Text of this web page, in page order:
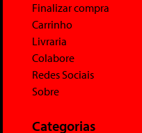
Finalizar compra
Carrinho
Livraria
Colabore
Redes Sociais
Sobre
Categorias